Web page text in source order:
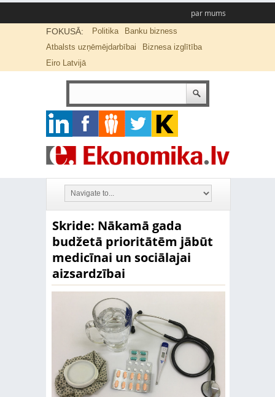
par mums
FOKUSĀ: Politika
Banku bizness
Atbalsts uzņēmējdarbībai
Biznesa izglītība
Eiro Latvijā
Skride: Nākamā gada
budžetā prioritātēm jābūt
medicīnai un sociālajai
aizsardzībai